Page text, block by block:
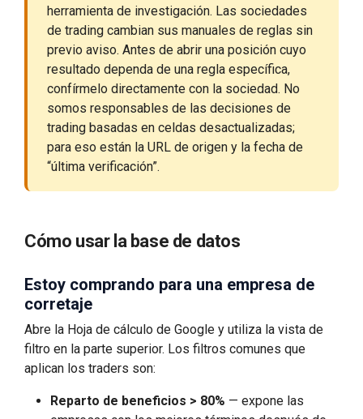
herramienta de investigación. Las sociedades
de trading cambian sus manuales de reglas sin
previo aviso. Antes de abrir una posición cuyo
resultado dependa de una regla específica,
confírmelo directamente con la sociedad. No
somos responsables de las decisiones de
trading basadas en celdas desactualizadas;
para eso están la URL de origen y la fecha de
“última verificación”.
Cómo usar la base de datos
Estoy comprando para una empresa de
corretaje
Abre la Hoja de cálculo de Google y utiliza la vista de
filtro en la parte superior. Los filtros comunes que
aplican los traders son:
Reparto de beneficios > 80% — expone las